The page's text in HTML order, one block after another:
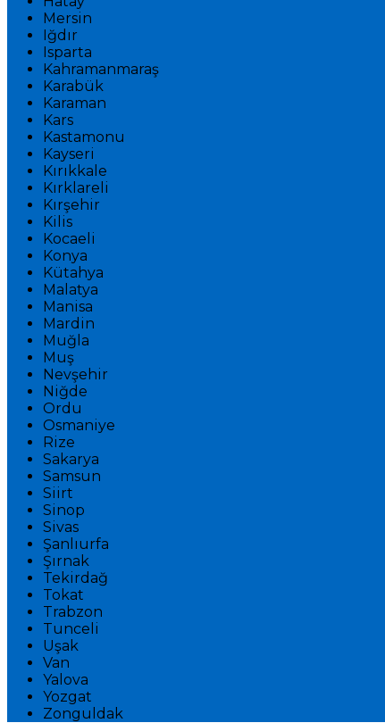
Mersin
Iğdır
Isparta
Kahramanmaraş
Karabük
Karaman
Kars
Kastamonu
Kayseri
Kırıkkale
Kırklareli
Kırşehir
Kilis
Kocaeli
Konya
Kütahya
Malatya
Manisa
Mardin
Muğla
Muş
Nevşehir
Niğde
Ordu
Osmaniye
Rize
Sakarya
Samsun
Siirt
Sinop
Sivas
Şanlıurfa
Şırnak
Tekirdağ
Tokat
Trabzon
Tunceli
Uşak
Van
Yalova
Yozgat
Zonguldak